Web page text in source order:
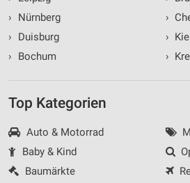
›
Nürnberg
›
Duisburg
›
Bochum
›
›
›
Top Kategorien
Auto & Motorrad
Baby & Kind
Baumärkte